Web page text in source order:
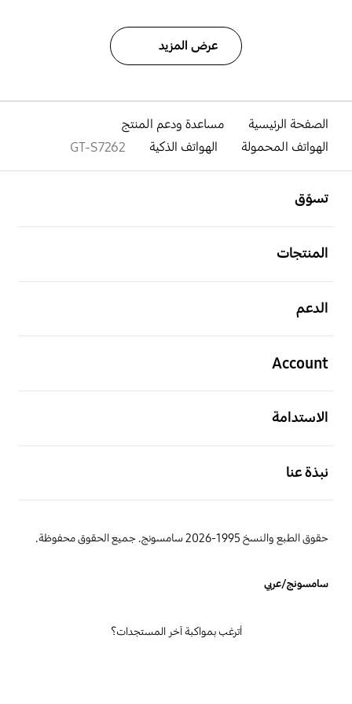
عرض المزيد
الصفحة الرئيسية
مساعدة ودعم المنتج
الهواتف المحمولة
الهواتف الذكية GT-S7262
تسوّق
المنتجات
الدعم
Account
الاستدامة
نبذة عنا
حقوق الطبع والنسخ 1995-2026 سامسونج. جميع الحقوق محفوظة.
سامسونج/عربي
أترغب بمواكبة آخر المستجدات؟